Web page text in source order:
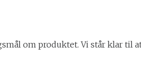
om produktet. Vi står klar til